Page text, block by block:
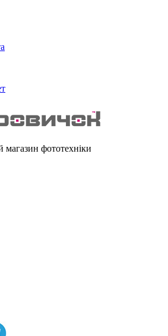
магазин фототехніки